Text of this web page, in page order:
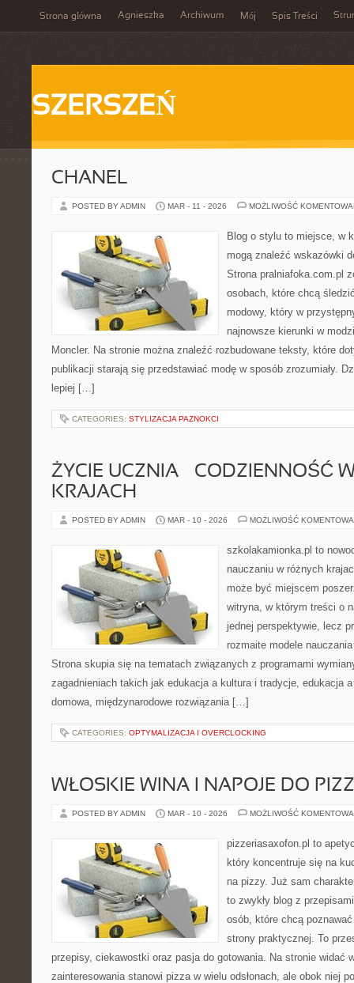
Strona główna Agnieszka Archiwum Mój Spis Treści
SZERSZEŃ
CHANEL
POSTED BY ADMIN MAR - 11 - 2026 MOŻLIWOŚĆ
Blog o stylu to miejsce, w
mogą znaleźć wskazówki
Strona pralniafoka.com.pl
osobach, które chcą
modowy, który w
najnowsze kierunki w
Moncler. Na stronie można znaleźć rozbudowane teksty, które
publikacji starają się przedstawiać modę w sposób zrozumiały.
lepiej […]
CATEGORIES: STYLIZACJA PAZNOKCI
ŻYCIE UCZNIA – CODZIENNOŚĆ
KRAJACH
POSTED BY ADMIN MAR - 10 - 2026 MOŻLIWOŚĆ
szkolakamionka.pl to
nauczaniu w różnych
może być miejscem
witryna, w którym treści o
jednej perspektywie, lecz
rozmaite modele
Strona skupia się na tematach związanych z programami
zagadnieniach takich jak edukacja a kultura i tradycje, edukacja
domowa, międzynarodowe rozwiązania […]
CATEGORIES: OPTYMALIZACJA I OVERCLOCKING
WŁOSKIE WINA I NAPOJE DO
POSTED BY ADMIN MAR - 10 - 2026 MOŻLIWOŚĆ
pizzeriasaxofon.pl to
który koncentruje się na
na pizzy. Już sam
to zwykły blog z
osób, które chcą
strony praktycznej. To
przepisy, ciekawostki oraz pasja do gotowania. Na stronie widać
zainteresowania stanowi pizza w wielu odsłonach, ale obok niej